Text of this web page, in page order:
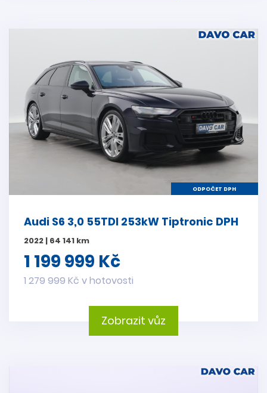
ODPOČET DPH
Audi S6 3,0 55TDI 253kW Tiptronic DPH
2022 | 64 141 km
1 199 999 Kč
1 279 999 Kč v hotovosti
Zobrazit vůz